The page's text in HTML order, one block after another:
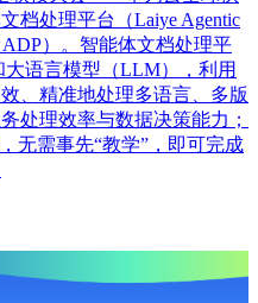
档处理平台（Laiye Agentic
ADP）。智能体文档处理平
语言模型（LLM），利用
、精准地处理多语言、多版
处理效率与数据决策能力；
无需事先“教学”，即可完成